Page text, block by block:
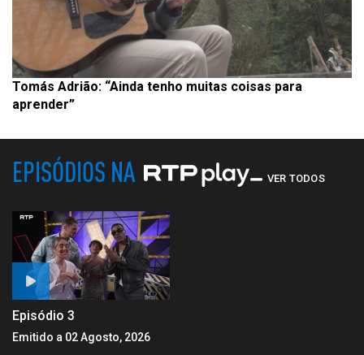
Tomás Adrião: “Ainda tenho muitas coisas para
aprender”
EPISÓDIOS NA VER TODOS
Episódio 3
Emitido a 02 Agosto, 2026